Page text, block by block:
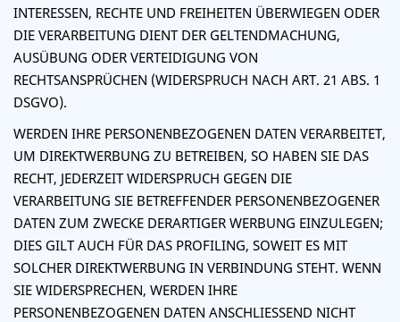
INTERESSEN, RECHTE UND FREIHEITEN ÜBERWIEGEN ODER
DIE VERARBEITUNG DIENT DER GELTENDMACHUNG,
AUSÜBUNG ODER VERTEIDIGUNG VON
RECHTSANSPRÜCHEN (WIDERSPRUCH NACH ART. 21 ABS. 1
DSGVO).
WERDEN IHRE PERSONENBEZOGENEN DATEN VERARBEITET,
UM DIREKTWERBUNG ZU BETREIBEN, SO HABEN SIE DAS
RECHT, JEDERZEIT WIDERSPRUCH GEGEN DIE
VERARBEITUNG SIE BETREFFENDER PERSONENBEZOGENER
DATEN ZUM ZWECKE DERARTIGER WERBUNG EINZULEGEN;
DIES GILT AUCH FÜR DAS PROFILING, SOWEIT ES MIT
SOLCHER DIREKTWERBUNG IN VERBINDUNG STEHT. WENN
SIE WIDERSPRECHEN, WERDEN IHRE
PERSONENBEZOGENEN DATEN ANSCHLIESSEND NICHT